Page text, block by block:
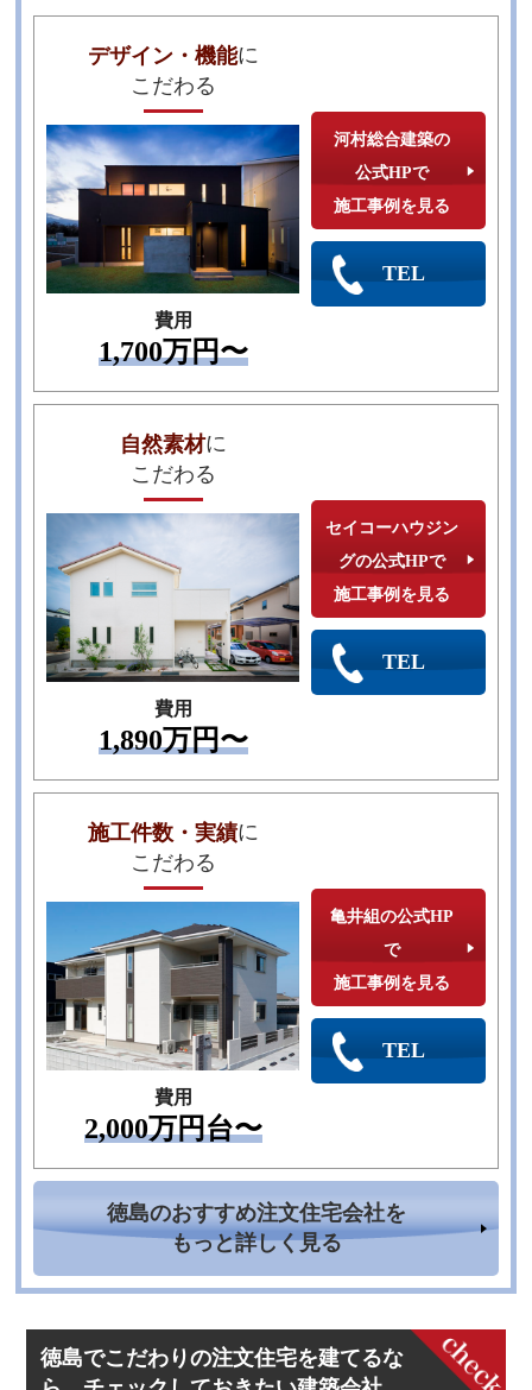
デザイン・機能に
こだわる
費用
1,700万円〜
河村総合建築の
公式HPで
施工事例を見る
TEL
自然素材に
こだわる
費用
1,890万円〜
セイコーハウジン
グの公式HPで
施工事例を見る
TEL
施工件数・実績に
こだわる
費用
2,000万円台〜
亀井組の公式HP
で
施工事例を見る
TEL
徳島のおすすめ注文住宅会社を
もっと詳しく見る
徳島でこだわりの注文住宅を建てるな